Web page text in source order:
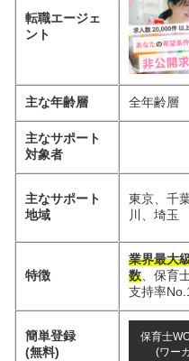
転職エージェ
ント
主な年齢層 全年齢層
主なサポート
対象者
主なサポート
地域
東京、千
川、埼玉
特徴
業界最大
数、保育
支持率
簡単登録
(無料)
保育士
(ワー